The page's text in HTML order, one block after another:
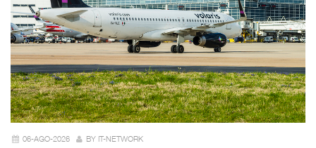
06-AGO-2026 BY IT-NETWORK